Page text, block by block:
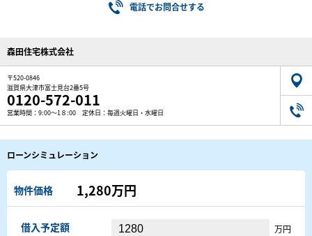
電話でお問合せする
森田住宅株式会社
〒520-0846
滋賀県大津市富士見台2番5号
0120-572-011
営業時間：9:00～1８:00 定休日：毎週火曜日・水曜日
ローンシミュレーション
物件価格 1,280万円
借入予定額 万円